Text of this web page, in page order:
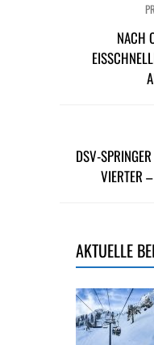
NACH
DSV-
VIERTER
AKTUELLE